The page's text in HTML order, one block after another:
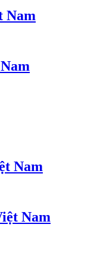
Nam
Nam
Nam